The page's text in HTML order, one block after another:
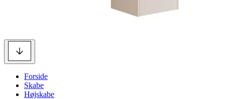
Forside
Skabe
Højskabe